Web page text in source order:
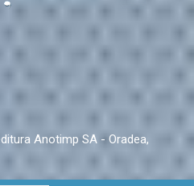
Anotimp SA - Oradea,